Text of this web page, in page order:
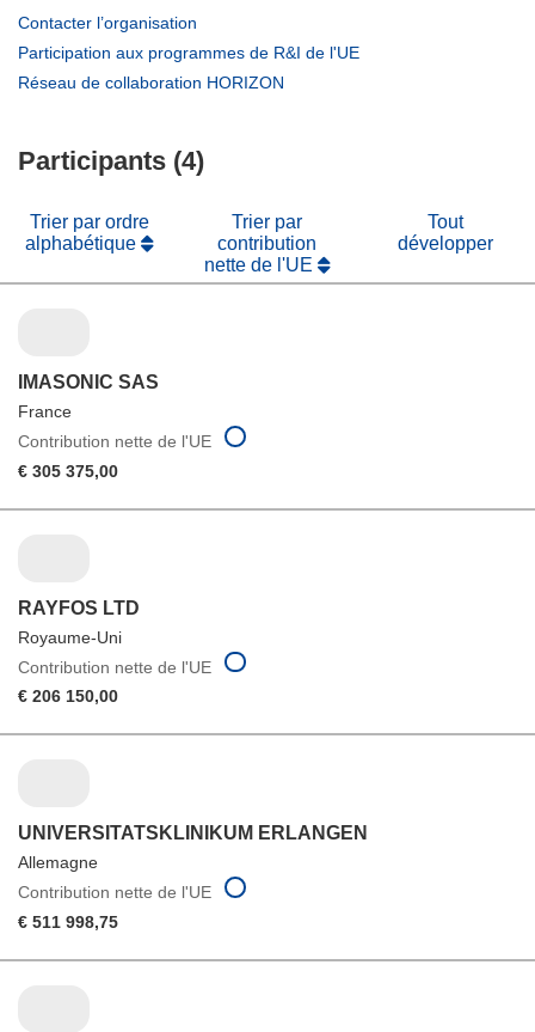
Contacter l’organisation
dans
Participation aux programmes de R&I de l'UE
Réseau de collaboration HORIZON
Participants (4)
Trier par ordre
alphabétique
Trier par
contribution
nette de l'UE
Tout
développer
IMASONIC SAS
France
Contribution nette de l'UE
€ 305 375,00
RAYFOS LTD
Royaume-Uni
Contribution nette de l'UE
€ 206 150,00
UNIVERSITATSKLINIKUM ERLANGEN
Allemagne
Contribution nette de l'UE
€ 511 998,75